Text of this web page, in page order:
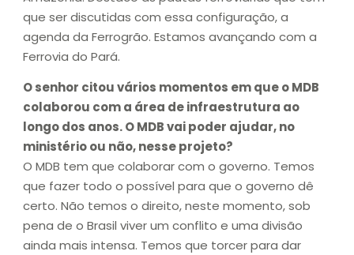
que ser discutidas com essa configuração, a
agenda da Ferrogrão. Estamos avançando com a
Ferrovia do Pará.
O senhor citou vários momentos em que o MDB
colaborou com a área de infraestrutura ao
longo dos anos. O MDB vai poder ajudar, no
ministério ou não, nesse projeto?
O MDB tem que colaborar com o governo. Temos
que fazer todo o possível para que o governo dê
certo. Não temos o direito, neste momento, sob
pena de o Brasil viver um conflito e uma divisão
ainda mais intensa. Temos que torcer para dar